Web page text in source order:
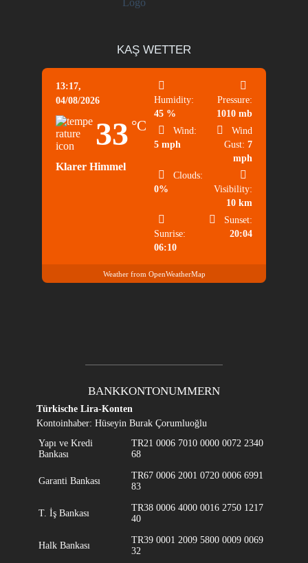
KAŞ WETTER
13:17,
04/08/2026
33 °C
Klarer Himmel
Humidity:
45 %
Pressure:
1010 mb
Wind:
5 mph
Wind
Gust: 7
mph
Clouds:
0%
Visibility:
10 km
Sunrise:
06:10
Sunset:
20:04
Weather from OpenWeatherMap
BANKKONTONUMMERN
Türkische Lira-Konten
Kontoinhaber: Hüseyin Burak Çorumluoğlu
Yapı ve Kredi
Bankası
TR21 0006 7010 0000 0072 2340
68
Garanti Bankası
TR67 0006 2001 0720 0006 6991
83
T. İş Bankası
TR38 0006 4000 0016 2750 1217
40
Halk Bankası
TR39 0001 2009 5800 0009 0069
32